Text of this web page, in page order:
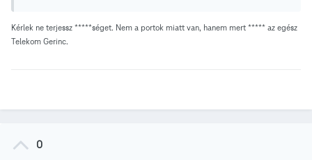
Kérlek ne terjessz *****séget. Nem a portok miatt van, hanem mert ***** az egész
Telekom Gerinc.
0